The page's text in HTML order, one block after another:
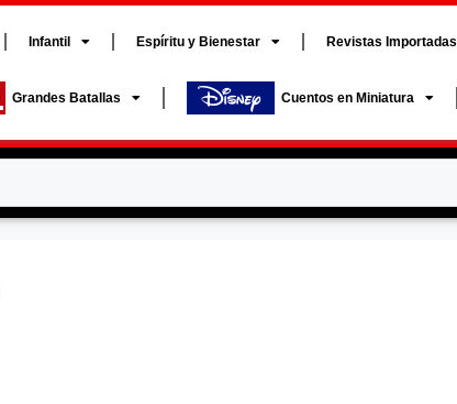
Infantil Espíritu y Bienestar Revistas Importadas
Grandes Batallas Cuentos en Miniatura